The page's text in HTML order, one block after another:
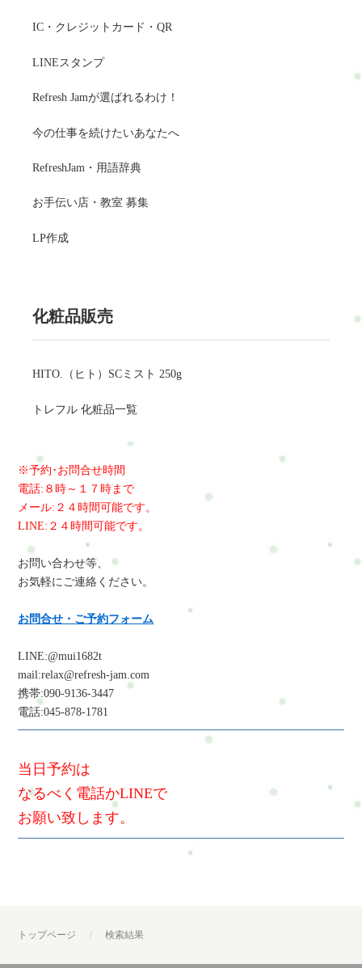
IC・クレジットカード・QR
LINEスタンプ
Refresh Jamが選ばれるわけ！
今の仕事を続けたいあなたへ
RefreshJam・用語辞典
お手伝い店・教室 募集
LP作成
化粧品販売
HITO.（ヒト）SCミスト 250g
トレフル 化粧品一覧
※予約･お問合せ時間
電話:８時～１７時まで
メール:２４時間可能です。
LINE:２４時間可能です。
お問い合わせ等、
お気軽にご連絡ください。
お問合せ・ご予約フォーム
LINE:@mui1682t
mail:relax@refresh-jam.com
携帯:090-9136-3447
電話:045-878-1781
当日予約は
なるべく電話かLINEで
お願い致します。
トップページ 検索結果